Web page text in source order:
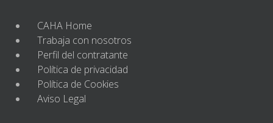
CAHA Home
Trabaja con nosotros
Perfil del contratante
Política de privacidad
Política de Cookies
Aviso Legal